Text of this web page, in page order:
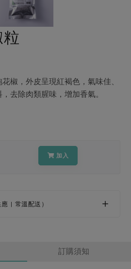
個人清潔
告
！
地區活動
椒，外皮呈現紅褐色，氣味佳、
去除肉類腥味，增加香氣。
加入
應 | 常溫配送）
訂購須知